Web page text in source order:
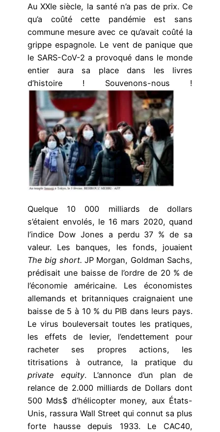
Au XXIe siècle, la santé n’a pas de prix. Ce
qu’a coûté cette pandémie est sans
commune mesure avec ce qu’avait coûté la
grippe espagnole. Le vent de panique que
le SARS-CoV-2 a provoqué dans le monde
entier aura sa place dans les livres
d’histoire ! Souvenons-nous !
Quelque 10 000 milliards de dollars
s’étaient envolés, le 16 mars 2020, quand
l’indice Dow Jones a perdu 37 % de sa
valeur. Les banques, les fonds, jouaient
The big short. JP Morgan, Goldman Sachs,
prédisait une baisse de l’ordre de 20 % de
l’économie américaine. Les économistes
allemands et britanniques craignaient une
baisse de 5 à 10 % du PIB dans leurs pays.
Le virus bouleversait toutes les pratiques,
les effets de levier, l’endettement pour
racheter ses propres actions, les
titrisations à outrance, la pratique du
private equity. L’annonce d’un plan de
relance de 2.000 milliards de Dollars dont
500 Mds$ d’hélicopter money, aux États-
Unis, rassura Wall Street qui connut sa plus
forte hausse depuis 1933. Le CAC40,